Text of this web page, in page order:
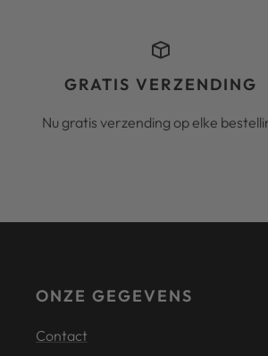
GRATIS VERZENDING
Nu gratis verzending op elke
ONZE GEGEVENS
Contact